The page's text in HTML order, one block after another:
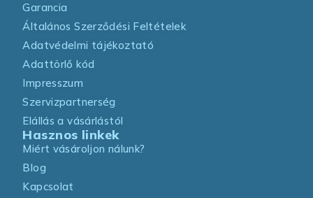
Garancia
Általános Szerződési Feltételek
Adatvédelmi tájékoztató
Adattörlő kód
Impresszum
Szervizpartnerség
Elállás a vásárlástól
Hasznos linkek
Miért vásároljon nálunk?
Blog
Kapcsolat